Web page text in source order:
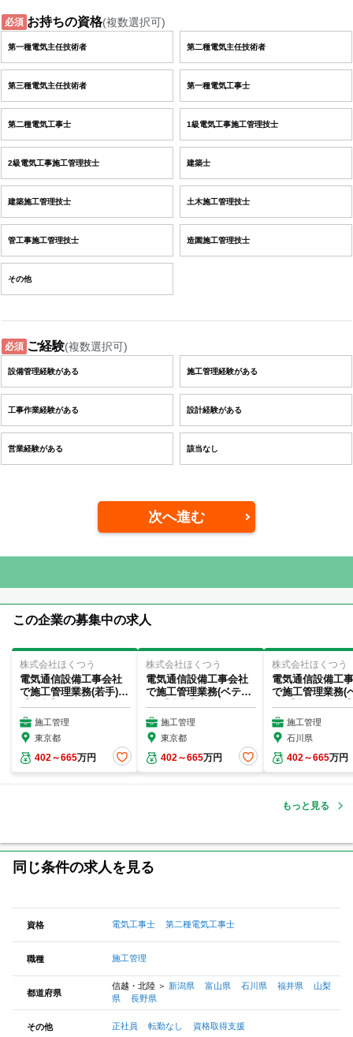
必須 お持ちの資格(複数選択可)
第一種電気主任技術者 第二種電気主任技術者
第三種電気主任技術者 第一種電気工事士
第二種電気工事士 1級電気工事施工管理技士
2級電気工事施工管理技士 建築士
建築施工管理技士 土木施工管理技士
管工事施工管理技士 造園施工管理技士
その他
必須 ご経験(複数選択可)
設備管理経験がある 施工管理経験がある
工事作業経験がある 設計経験がある
営業経験がある 該当なし
次へ進む
この企業の募集中の求人
株式会社ほくつう
電気通信設備工事会社
で施工管理業務(若手)
【東京】
施工管理
東京都
402～665万円
株式会社ほくつう
電気通信設備工事会社
で施工管理業務(ベテラ
ン)【東京】
施工管理
東京都
402～665万円
株式会社ほくつう
電気通信設備工
で施工管理業務(
ン)【七尾営業所
施工管理
石川県
402～665万円
もっと見る
同じ条件の求人を見る
資格 電気工事士 第二種電気工事士
職種 施工管理
都道府県
信越・北陸 ＞ 新潟県 富山県 石川県 福井県
山梨
県
長野県
その他 正社員 転勤なし 資格取得支援